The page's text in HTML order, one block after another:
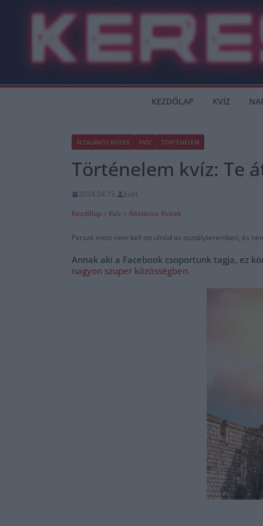
KEZDŐLAP KVÍZ
ÁLTALÁNOS KVÍZEK KVÍZ TÖRTÉNELEM
Történelem kvíz: Te
2024.04.15.
Judit
Kezdőlap » Kvíz » Általános Kvízek
Persze most nem kell ott ülnöd az osztályteremben, és
Annak aki a Facebook csoportunk tagja, ez
nagyon szuper közösségben.